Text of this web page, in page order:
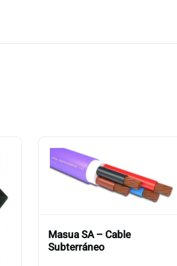
Masua SA – Cable
Subterráneo